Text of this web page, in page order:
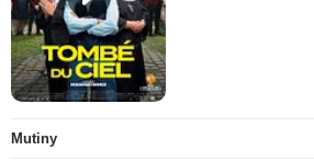
Mutiny